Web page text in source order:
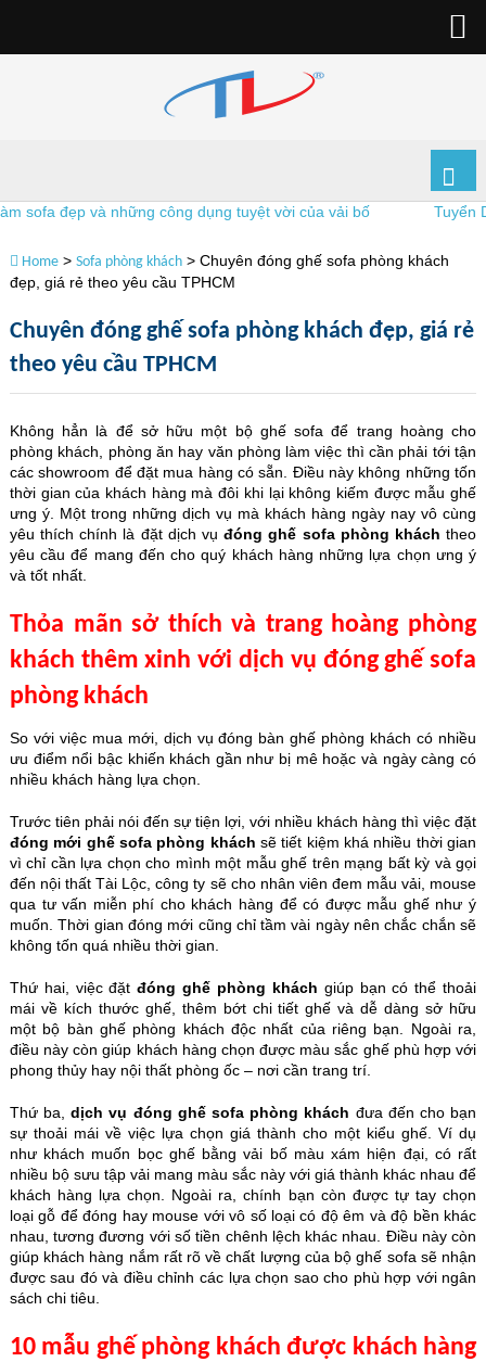
đẹp và những công dụng tuyệt vời của vải bố Tuyển
Home> Sofa phòng khách> Chuyên đóng ghế sofa phòng khách
đẹp, giá rẻ theo yêu cầu TPHCM
Chuyên đóng ghế sofa phòng khách đẹp, giá rẻ
theo yêu cầu TPHCM
Không hẳn là để sở hữu một bộ ghế sofa để trang hoàng cho
phòng khách, phòng ăn hay văn phòng làm việc thì cần phải tới tận
các showroom để đặt mua hàng có sẵn. Điều này không những tốn
thời gian của khách hàng mà đôi khi lại không kiếm được mẫu ghế
ưng ý. Một trong những dịch vụ mà khách hàng ngày nay vô cùng
yêu thích chính là đặt dịch vụđóng ghế sofa phòng khách theo
yêu cầu để mang đến cho quý khách hàng những lựa chọn ưng ý
và tốt nhất.
Thỏa mãn sở thích và trang hoàng phòng
khách thêm xinh với dịch vụ đóng ghế sofa
phòng khách
So với việc mua mới, dịch vụ đóng bàn ghế phòng khách có nhiều
ưu điểm nổi bậc khiến khách gần như bị mê hoặc và ngày càng có
nhiều khách hàng lựa chọn.
Trước tiên phải nói đến sự tiện lợi, với nhiều khách hàng thì việc đặt
đóng mới ghế sofa phòng khách sẽ tiết kiệm khá nhiều thời gian
vì chỉ cần lựa chọn cho mình một mẫu ghế trên mạng bất kỳ và gọi
đến nội thất Tài Lộc, công ty sẽ cho nhân viên đem mẫu vải, mouse
qua tư vấn miễn phí cho khách hàng để có được mẫu ghế như ý
muốn. Thời gian đóng mới cũng chỉ tầm vài ngày nên chắc chắn sẽ
không tốn quá nhiều thời gian.
Thứ hai, việc đặtđóng ghế phòng khách giúp bạn có thể thoải
mái về kích thước ghế, thêm bớt chi tiết ghế và dễ dàng sở hữu
một bộ bàn ghế phòng khách độc nhất của riêng bạn. Ngoài ra,
điều này còn giúp khách hàng chọn được màu sắc ghế phù hợp với
phong thủy hay nội thất phòng ốc – nơi cần trang trí.
Thứ ba,dịch vụ đóng ghế sofa phòng khách đưa đến cho bạn
sự thoải mái về việc lựa chọn giá thành cho một kiểu ghế. Ví dụ
như khách muốn bọc ghế bằng vải bố màu xám hiện đại, có rất
nhiều bộ sưu tập vải mang màu sắc này với giá thành khác nhau để
khách hàng lựa chọn. Ngoài ra, chính bạn còn được tự tay chọn
loại gỗ để đóng hay mouse với vô số loại có độ êm và độ bền khác
nhau, tương đương với số tiền chênh lệch khác nhau. Điều này còn
giúp khách hàng nắm rất rõ về chất lượng của bộ ghế sofa sẽ nhận
được sau đó và điều chỉnh các lựa chọn sao cho phù hợp với ngân
sách chi tiêu.
10 mẫu ghế phòng khách được khách hàng